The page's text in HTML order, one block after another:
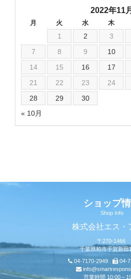
2022年11月
月 火 水 木
« 10月
1 2 3
7
8 9 10
14
15 16 17
21
22 23 24
28
29 30
ショップ
Shop Info
株式会社エス・
〒270-1466
千葉県柏市手賀新
04-7170-2949
04-
営業時間 10:00～